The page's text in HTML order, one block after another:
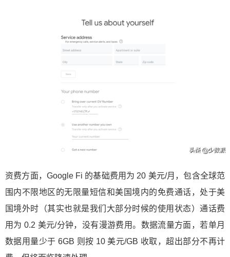
资费方面，Google Fi 的基础费用为 20 美元/月，包含全球范
围内不限地区的无限量短信和美国境内的免费通话，处于美
国境外时（其实也就是我们大部分时候的使用状态）通话费
用为 0.2 美元/分钟，没有漫游费用。数据流量方面，若单月
数据用量少于 6GB 则按 10 美元/GB 收取，超出部分不再计